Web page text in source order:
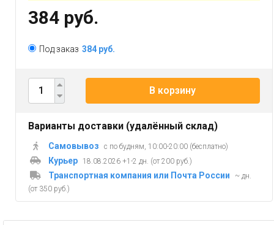
384 руб.
Под заказ 384 руб.
В корзину
Варианты доставки (удалённый склад)
Самовывоз с по будням, 10:00-20:00 (бесплатно)
Курьер 18.08.2026 +1-2 дн. (от 200 руб.)
Транспортная компания или Почта России
~ дн.
(от 350 руб.)